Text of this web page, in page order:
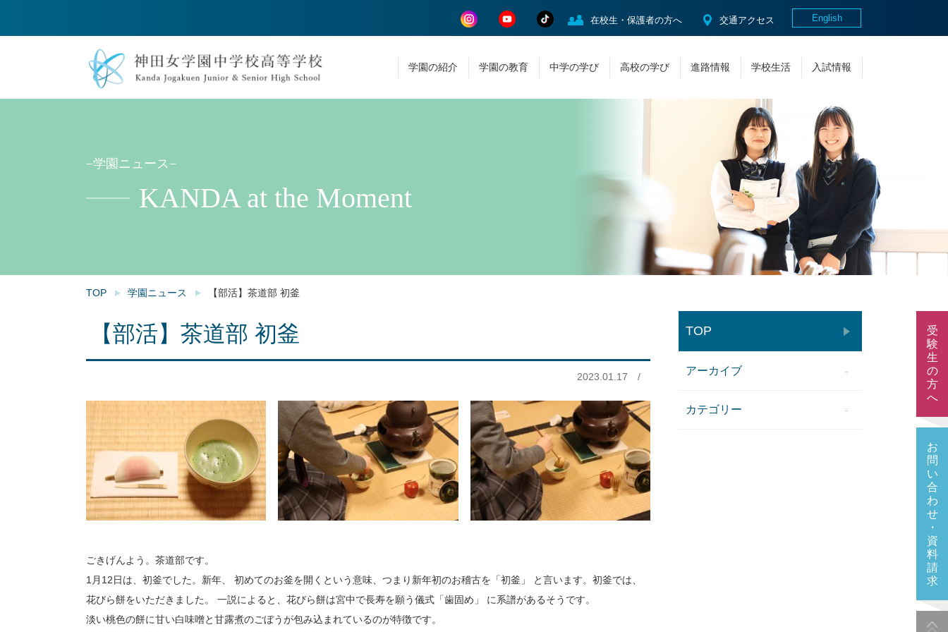
English
在校生・保護者の方へ 交通アクセス
学園の紹介 学園の教育 中学の学び 高校の学び 進路情報 学校生活 入試情報
−学園ニュース−
KANDA at the Moment
TOP 学園ニュース 【部活】茶道部 初釜
【部活】茶道部 初釜
2023.01.17 /
ごきげんよう。茶道部です。
1月12日は、初釜でした。新年、 初めてのお釜を開くという意味、つまり新年初のお稽古を「初釜」 と言います。初釜では、
花びら餅をいただきました。 一説によると、花びら餅は宮中で長寿を願う儀式「歯固め」 に系譜があるそうです。
淡い桃色の餅に甘い白味噌と甘露煮のごぼうが包み込まれているのが特徴です。
TOP
アーカイブ
カテゴリー
受
験
生
の
方
へ
お
問
い
合
わ
せ
・
資
料
請
求